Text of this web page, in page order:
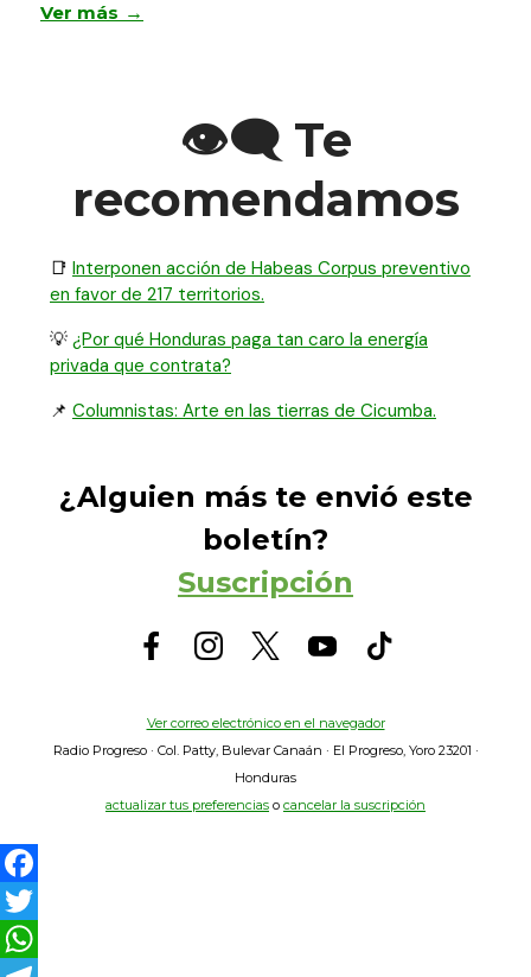
Ver más →
👁️‍🗨️ Te
recomendamos
📑 Interponen acción de Habeas Corpus preventivo
en favor de 217 territorios.
💡 ¿Por qué Honduras paga tan caro la energía
privada que contrata?
📌 Columnistas: Arte en las tierras de Cicumba.
¿Alguien más te envió este
boletín?
Suscripción
Ver correo electrónico en el navegador
Radio Progreso · Col. Patty, Bulevar Canaán · El Progreso, Yoro 23201 ·
Honduras
actualizar tus preferencias o cancelar la suscripción
F
aT